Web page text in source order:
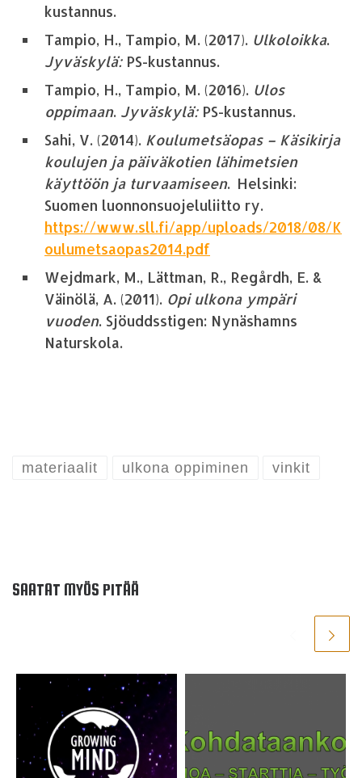
kustannus.
Tampio, H., Tampio, M. (2017). Ulkoloikka.
Jyväskylä: PS-kustannus.
Tampio, H., Tampio, M. (2016). Ulos
oppimaan. Jyväskylä: PS-kustannus.
Sahi, V. (2014). Koulumetsäopas – Käsikirja
koulujen ja päiväkotien lähimetsien
käyttöön ja turvaamiseen. Helsinki:
Suomen luonnonsuojeluliitto ry.
https://www.sll.fi/app/uploads/2018/08/K
oulumetsaopas2014.pdf
Wejdmark, M., Lättman, R., Regårdh, E. &
Väinölä, A. (2011). Opi ulkona ympäri
vuoden. Sjöuddsstigen: Nynäshamns
Naturskola.
materiaalit ulkona oppiminen vinkit
SAATAT MYÖS PITÄÄ